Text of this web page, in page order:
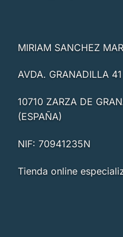
MIRIAM SANCHEZ
AVDA. GRANADILLA 41
10710 ZARZA DE
(ESPAÑA)
NIF: 70941235N
Tienda online